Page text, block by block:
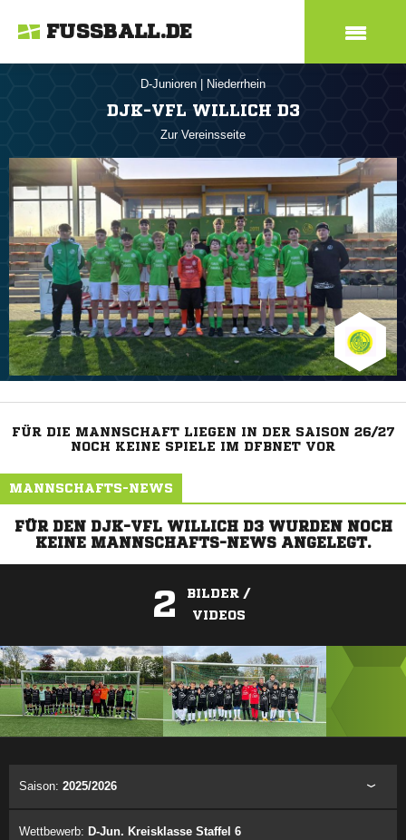
FUSSBALL.DE
D-Junioren Niederrhein
DJK-VFL WILLICH D3
Zur Vereinsseite
FÜR DIE MANNSCHAFT LIEGEN IN DER SAISON 26/27
NOCH KEINE SPIELE IM DFBNET VOR
MANNSCHAFTS-NEWS
FÜR DEN DJK-VFL WILLICH D3 WURDEN NOCH
KEINE MANNSCHAFTS-NEWS ANGELEGT.
2
BILDER /
VIDEOS
Saison: 2025/2026
Wettbewerb: D-Jun. Kreisklasse Staffel 6